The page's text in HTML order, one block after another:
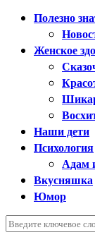
Полезно
Женское
Наши дети
Психология
Адам
Вкусняшка
Юмор
Искать: